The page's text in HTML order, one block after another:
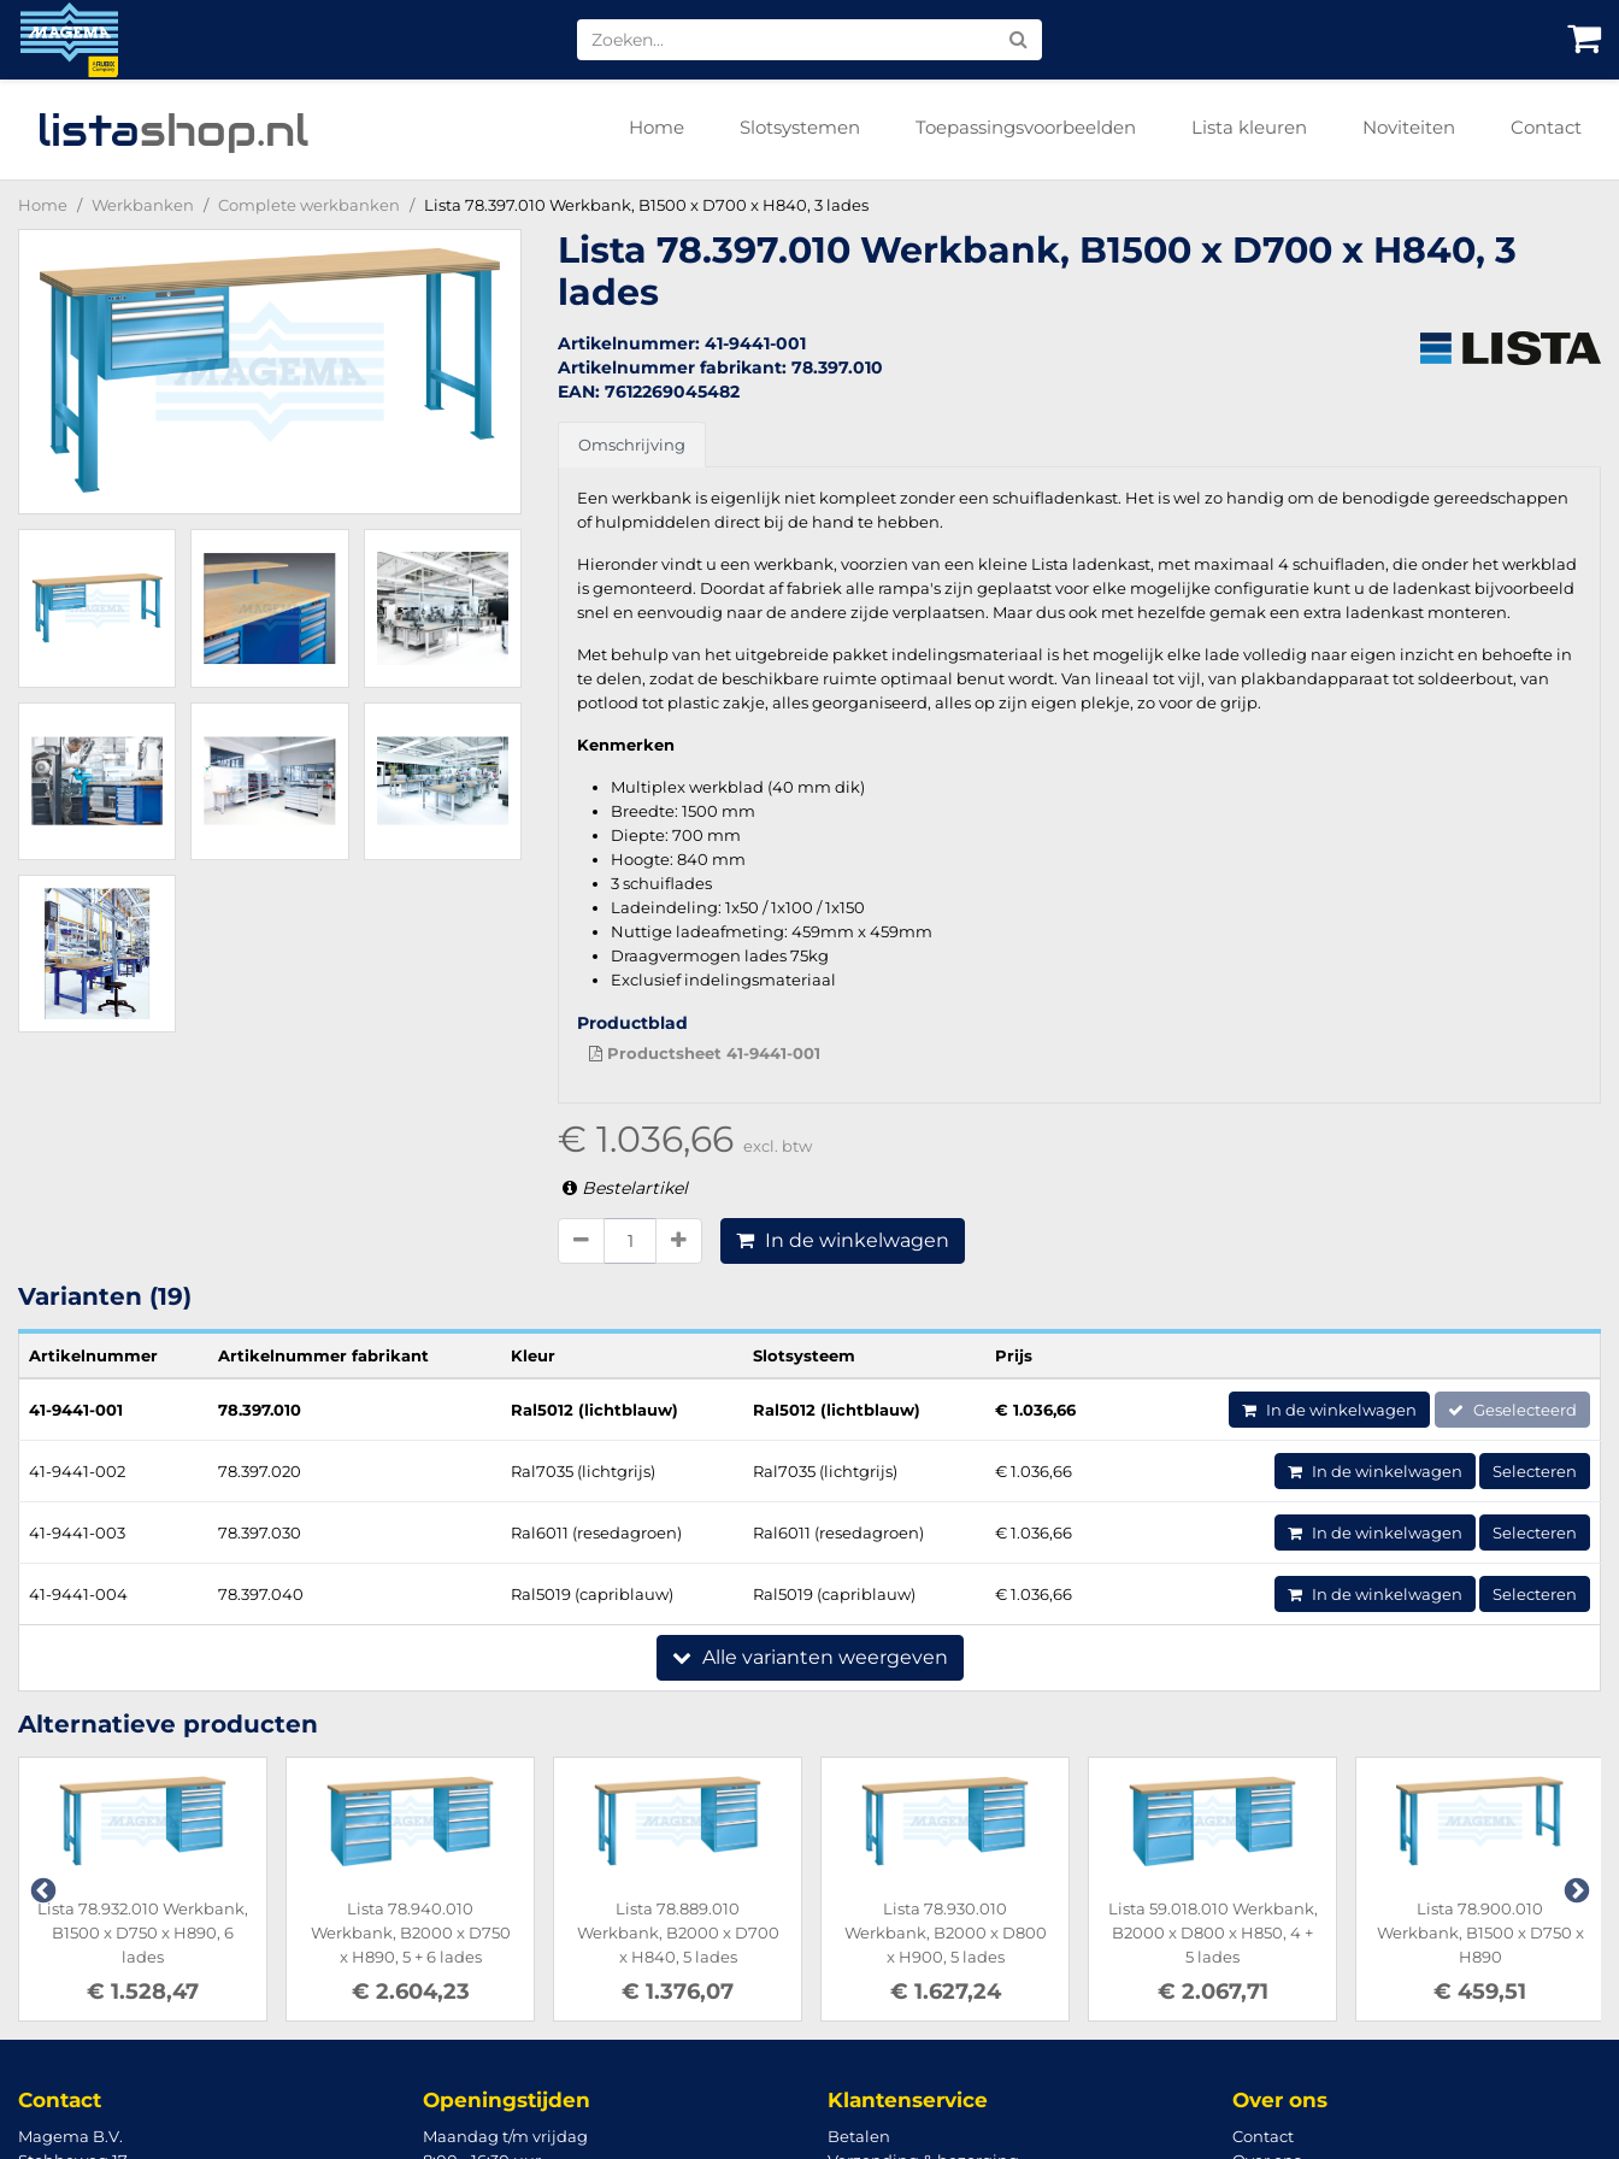
listashop.nl Home Slotsystemen Toepassingsvoorbeelden Lista kleuren Noviteiten Contact
Home Werkbanken Complete werkbanken Lista 78.397.010 Werkbank, B1500 x D700 x H840, 3 lades
Lista 78.397.010 Werkbank, B1500 x D700 x H840, 3
lades
Artikelnummer: 41-9441-001
Artikelnummer fabrikant: 78.397.010
EAN: 7612269045482
Omschrijving
Een werkbank is eigenlijk niet kompleet zonder een schuifladenkast. Het is wel zo handig om de benodigde gereedschappen
of hulpmiddelen direct bij de hand te hebben.
Hieronder vindt u een werkbank, voorzien van een kleine Lista ladenkast, met maximaal 4 schuifladen, die onder het werkblad
is gemonteerd. Doordat af fabriek alle rampa's zijn geplaatst voor elke mogelijke configuratie kunt u de ladenkast bijvoorbeeld
snel en eenvoudig naar de andere zijde verplaatsen. Maar dus ook met hezelfde gemak een extra ladenkast monteren.
Met behulp van het uitgebreide pakket indelingsmateriaal is het mogelijk elke lade volledig naar eigen inzicht en behoefte in
te delen, zodat de beschikbare ruimte optimaal benut wordt. Van lineaal tot vijl, van plakbandapparaat tot soldeerbout, van
potlood tot plastic zakje, alles georganiseerd, alles op zijn eigen plekje, zo voor de grijp.
Kenmerken
Multiplex werkblad (40 mm dik)
Breedte: 1500 mm
Diepte: 700 mm
Hoogte: 840 mm
3 schuiflades
Ladeindeling: 1x50 / 1x100 / 1x150
Nuttige ladeafmeting: 459mm x 459mm
Draagvermogen lades 75kg
Exclusief indelingsmateriaal
Productblad
Productsheet 41-9441-001
€ 1.036,66 excl. btw
Bestelartikel
In de winkelwagen
Varianten (19)
Artikelnummer Artikelnummer fabrikant Kleur Slotsysteem Prijs
41-9441-001 78.397.010 Ral5012 (lichtblauw) Ral5012 (lichtblauw) € 1.036,66 In de winkelwagen Geselecteerd
41-9441-002 78.397.020 Ral7035 (lichtgrijs) Ral7035 (lichtgrijs) € 1.036,66 In de winkelwagen Selecteren
41-9441-003 78.397.030 Ral6011 (resedagroen) Ral6011 (resedagroen) € 1.036,66 In de winkelwagen Selecteren
41-9441-004 78.397.040 Ral5019 (capriblauw) Ral5019 (capriblauw) € 1.036,66 In de winkelwagen Selecteren
Alle varianten weergeven
Alternatieve producten
Lista 78.932.010 Werkbank,
B1500 x D750 x H890, 6
lades
€ 1.528,47
Lista 78.940.010
Werkbank, B2000 x D750
x H890, 5 + 6 lades
€ 2.604,23
Lista 78.889.010
Werkbank, B2000 x D700
x H840, 5 lades
€ 1.376,07
Lista 78.930.010
Werkbank, B2000 x D800
x H900, 5 lades
€ 1.627,24
Lista 59.018.010 Werkbank,
B2000 x D800 x H850, 4 +
5 lades
€ 2.067,71
Lista 78.900.010
Werkbank, B1500 x D750 x
H890
€ 459,51
Contact
Magema B.V.
Openingstijden
Maandag t/m vrijdag
Klantenservice
Betalen
Over ons
Contact